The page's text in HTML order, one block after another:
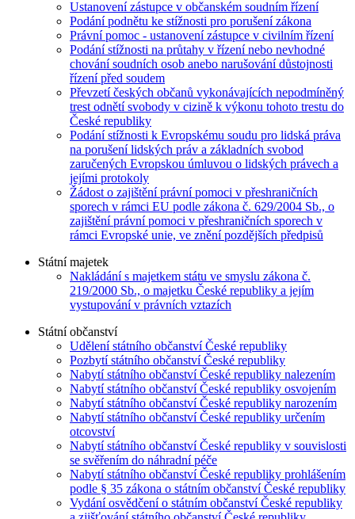
Ustanovení zástupce v občanském soudním řízení
Podání podnětu ke stížnosti pro porušení zákona
Právní pomoc - ustanovení zástupce v civilním řízení
Podání stížnosti na průtahy v řízení nebo nevhodné
chování soudních osob anebo narušování důstojnosti
řízení před soudem
Převzetí českých občanů vykonávajících nepodmíněný
trest odnětí svobody v cizině k výkonu tohoto trestu do
České republiky
Podání stížnosti k Evropskému soudu pro lidská práva
na porušení lidských práv a základních svobod
zaručených Evropskou úmluvou o lidských právech a
jejími protokoly
Žádost o zajištění právní pomoci v přeshraničních
sporech v rámci EU podle zákona č. 629/2004 Sb., o
zajištění právní pomoci v přeshraničních sporech v
rámci Evropské unie, ve znění pozdějších předpisů
Státní majetek
Nakládání s majetkem státu ve smyslu zákona č.
219/2000 Sb., o majetku České republiky a jejím
vystupování v právních vztazích
Státní občanství
Udělení státního občanství České republiky
Pozbytí státního občanství České republiky
Nabytí státního občanství České republiky nalezením
Nabytí státního občanství České republiky osvojením
Nabytí státního občanství České republiky narozením
Nabytí státního občanství České republiky určením
otcovství
Nabytí státního občanství České republiky v souvislosti
se svěřením do náhradní péče
Nabytí státního občanství České republiky prohlášením
podle § 35 zákona o státním občanství České republiky
Vydání osvědčení o státním občanství České republiky